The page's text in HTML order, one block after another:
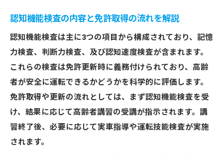
認知機能検査の内容と免許取得の流れを解説
認知機能検査は主に3つの項目から構成されており、記憶
力検査、判断力検査、及び認知速度検査が含まれます。
これらの検査は免許更新時に義務付けられており、高齢
者が安全に運転できるかどうかを科学的に評価します。
免許取得や更新の流れとしては、まず認知機能検査を受
け、結果に応じて高齢者講習の受講が指示されます。講
習終了後、必要に応じて実車指導や運転技能検査が実施
されます。